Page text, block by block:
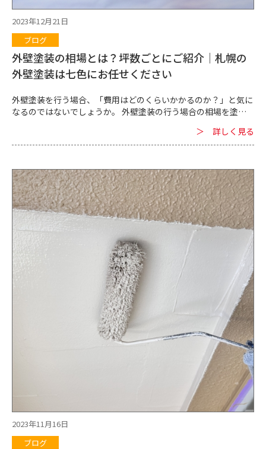
対応している 札幌市の当社は基本的に法人様を中心に除雪のご
ビル、駐車場、経営している不動産の敷地などは、取引先や入居
者、お客様なども困るため、優先的に除雪する必要があります。
会社の社員で除雪に対応しようと思っても、通常業務もあるため
除雪にばかり対応してはいられません。 当社は積雪の状況やニ
い...
2023年12月21日
ブログ
外壁塗装の相場とは？坪数ごとにご紹介｜札幌の
外壁塗装は七色にお任せください
外壁塗装を行う場合、「費用はどのくらいかかるのか？」と気に
なるのではないでしょうか。 外壁塗装の行う場合の相場を塗料
しますので、外壁塗装を検討する際の手引きにしてください。 ■
外壁塗装の種類や相場について 外壁塗装に使う塗料にも種類が
表の下に記載している塗料ほど費用の相場は高くなっています。
■外壁塗装の相場を坪数ごとにご紹介 札幌で外壁塗装する際の
費用の相場は坪数によっても変わってきます。 坪数ごとの相場は
次の通りです。 20坪 / 40万円～90万円 30坪 / 60万円～100万円
40坪 / 80万円～130万円 50坪 / 100万円～160万円 60坪 / 120万
円～200万円 札幌の家や店舗、事務所、会社などの外壁塗装をす
る場合は坪数によって費用の相場が変わってきます。 ただ、坪数
による費用の相場は外壁塗装に使う塗料によっても変わってくる
ため、ご紹介した相場より高額になってしまうこともあります。
札幌の建物を外壁塗装する際は専門業者に塗料の選び方について
相談し、さらに見積もりを取ると安心です。 ■最後に 札幌で外
壁塗装を検討しているなら、専門業者である当社にお任せくださ
い。 外壁塗装の相談の際はよく「費用が不安」という声を耳に
します。 当社のスタッフが外壁塗装の費用や塗料、実際に施工の
ことなどを分かりやすく説明しますので、不安ならまずは問い合
わせていただければと思います。 外壁塗装に対する要望などもお
気軽にお話しください。 柔軟に対応いたします。 札幌の家や店
舗、事務所、会社などの外壁塗装なら、専門業者である七色へご
＞ 詳しく見る
2023年11月16日
ブログ